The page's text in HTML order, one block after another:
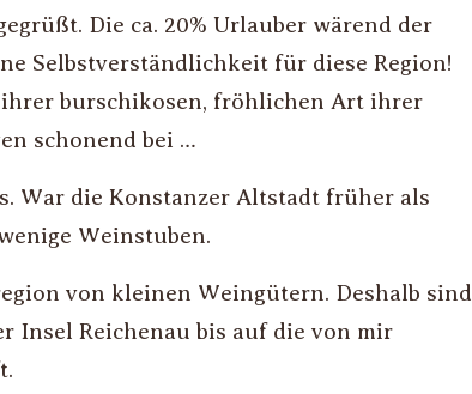
Die ca. 20% Urlauber wärend der
Selbstverständlichkeit für diese Region!
ihrer burschikosen, fröhlichen Art ihrer
schonend bei …
War die Konstanzer Altstadt früher als
Weinstuben.
von kleinen Weingütern. Deshalb sind
Insel Reichenau bis auf die von mir